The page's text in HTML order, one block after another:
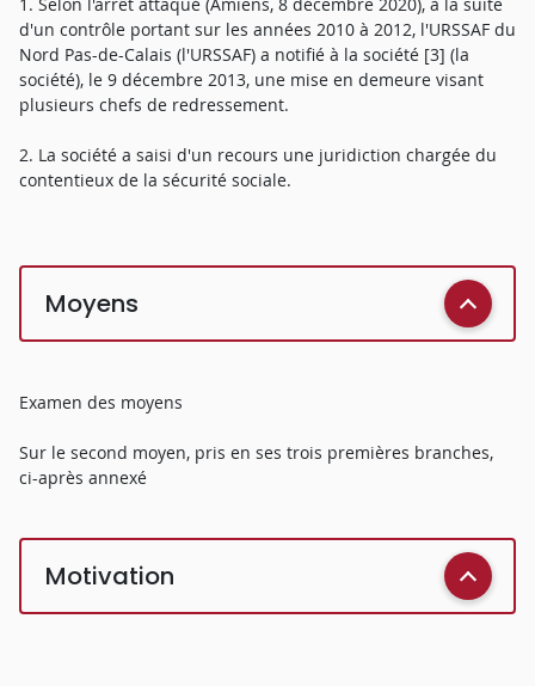
d'un contrôle portant sur les années 2010 à 2012, l'URSSAF du
Nord Pas-de-Calais (l'URSSAF) a notifié à la société [3] (la
société), le 9 décembre 2013, une mise en demeure visant
plusieurs chefs de redressement.
2. La société a saisi d'un recours une juridiction chargée du
contentieux de la sécurité sociale.
Moyens
Examen des moyens
Sur le second moyen, pris en ses trois premières branches,
ci-après annexé
Motivation